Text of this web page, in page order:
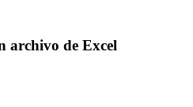
archivo de Excel